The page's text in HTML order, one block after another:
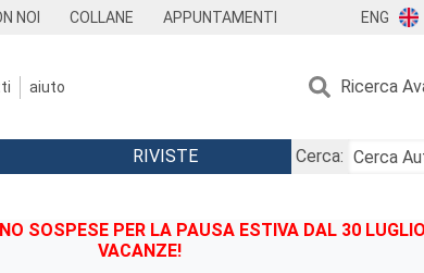
NOI COLLANE APPUNTAMENTI ENG
aiuto Ricerca
RIVISTE
Cerca:
SOSPESE PER LA PAUSA ESTIVA DAL 30
VACANZE!